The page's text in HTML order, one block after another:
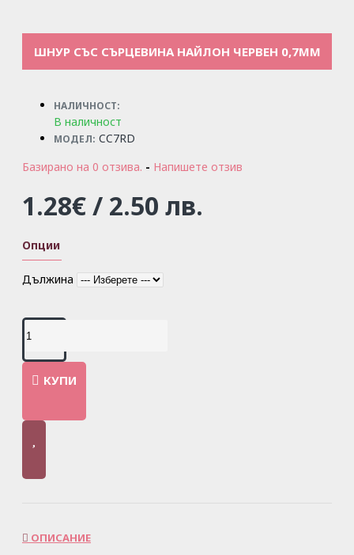
ШНУР СЪС СЪРЦЕВИНА НАЙЛОН ЧЕРВЕН 0,7ММ
НАЛИЧНОСТ:
В наличност
МОДЕЛ: CC7RD
Базирано на 0 отзива. - Напишете отзив
1.28€ / 2.50 лв.
Опции
Дължина
КУПИ
ОПИСАНИЕ